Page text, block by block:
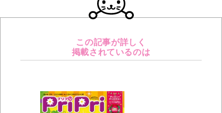
この記事が詳しく
掲載されているのは